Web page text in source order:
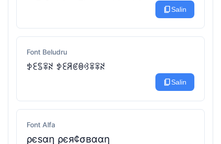
content_copySalin
Font Beludru
ꉣꏂꌗꋖꋊ ꉣꏂꋪꏳꉻꃳꋖꋖꋊ
content_copySalin
Font Alfa
ρєѕαη ρєя¢σвααη